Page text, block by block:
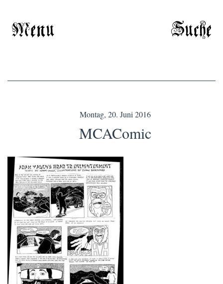
Menu Suche
Montag, 20. Juni 2016
MCAComic